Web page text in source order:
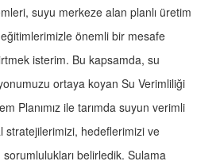
suyu merkeze alan planlı üretim
önemli bir mesafe
isterim. Bu kapsamda, su
ortaya koyan Su Verimliliği
Planımız ile tarımda suyun verimli
stratejilerimizi, hedeflerimizi ve
sorumlulukları belirledik. Sulama